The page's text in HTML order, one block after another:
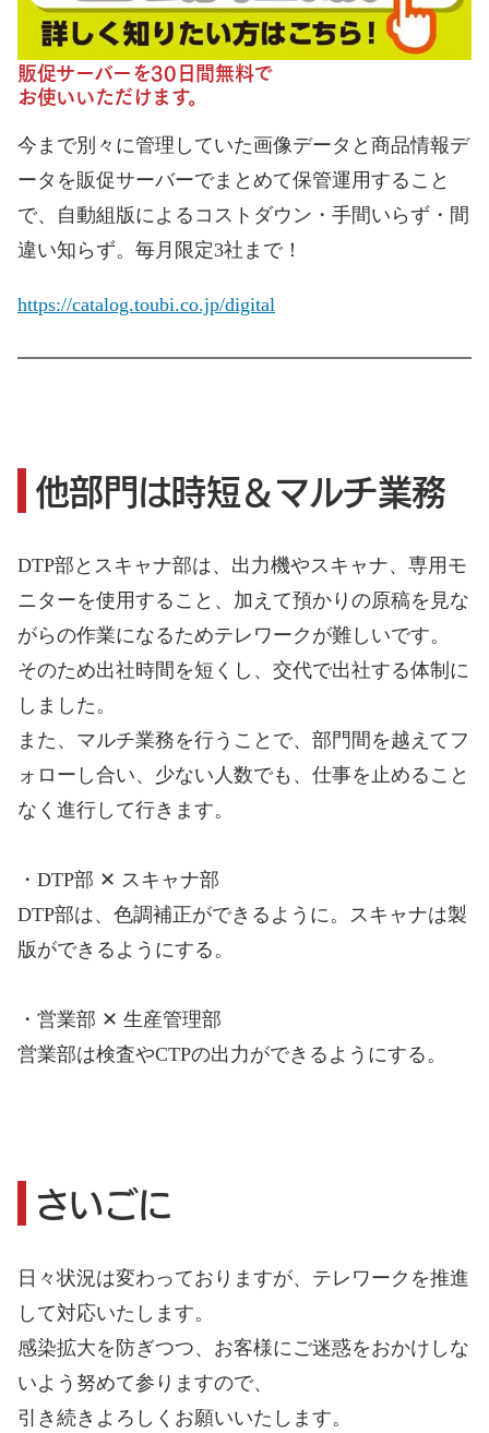
販促サーバーを30日間無料で
お使いいただけます。
今まで別々に管理していた画像データと商品情報デ
ータを販促サーバーでまとめて保管運用すること
で、自動組版によるコストダウン・手間いらず・間
違い知らず。毎月限定3社まで！
https://catalog.toubi.co.jp/digital
他部門は時短＆マルチ業務
DTP部とスキャナ部は、出力機やスキャナ、専用モ
ニターを使用すること、加えて預かりの原稿を見な
がらの作業になるためテレワークが難しいです。
そのため出社時間を短くし、交代で出社する体制に
しました。
また、マルチ業務を行うことで、部門間を越えてフ
ォローし合い、少ない人数でも、仕事を止めること
なく進行して行きます。
・DTP部 ✕ スキャナ部
DTP部は、色調補正ができるように。スキャナは製
版ができるようにする。
・営業部 ✕ 生産管理部
営業部は検査やCTPの出力ができるようにする。
さいごに
日々状況は変わっておりますが、テレワークを推進
して対応いたします。
感染拡大を防ぎつつ、お客様にご迷惑をおかけしな
いよう努めて参りますので、
引き続きよろしくお願いいたします。